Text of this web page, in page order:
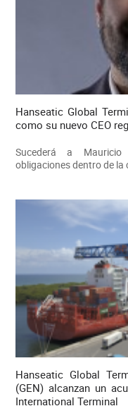
Hanseatic Global
como su nuevo CEO
Sucederá a
obligaciones dentro de la
Hanseatic Global
(GEN) alcanzan un
International Terminal